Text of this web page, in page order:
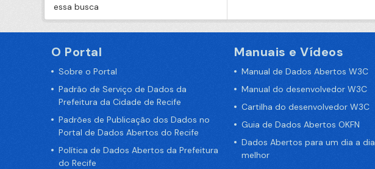
essa busca
O Portal
Sobre o Portal
Padrão de Serviço de Dados da
Prefeitura da Cidade de Recife
Padrões de Publicação dos Dados no
Portal de Dados Abertos do Recife
Política de Dados Abertos da Prefeitura
do Recife
Manuais e Vídeos
Manual de Dados Abertos W3C
Manual do desenvolvedor W3C
Cartilha do desenvolvedor W3C
Guia de Dados Abertos OKFN
Dados Abertos para um dia a dia
melhor